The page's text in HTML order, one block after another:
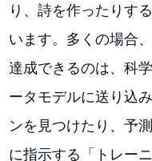
り、詩を作ったりす
います。多くの場合
達成できるのは、科
ータモデルに送り込
ンを見つけたり、予
に指示する「トレー